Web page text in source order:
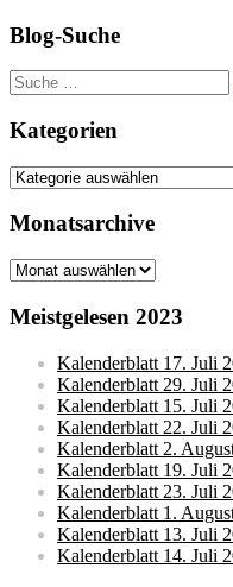
Blog-Suche
Suche
nach:
Kategorien
Kategorien
Monatsarchive
Monatsarchive
Meistgelesen 2023
Kalenderblatt 17. Juli
Kalenderblatt 29. Juli
Kalenderblatt 15. Juli
Kalenderblatt 22. Juli
Kalenderblatt 2.
Kalenderblatt 19. Juli
Kalenderblatt 23. Juli
Kalenderblatt 1.
Kalenderblatt 13. Juli
Kalenderblatt 14. Juli